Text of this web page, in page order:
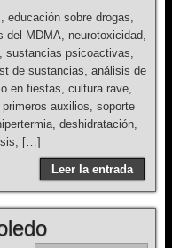
educación sobre drogas,
del MDMA, neurotoxicidad,
sustancias psicoactivas,
de sustancias, análisis de
en fiestas, cultura rave,
auxilios, soporte
deshidratación,
[…]
Leer la entrada